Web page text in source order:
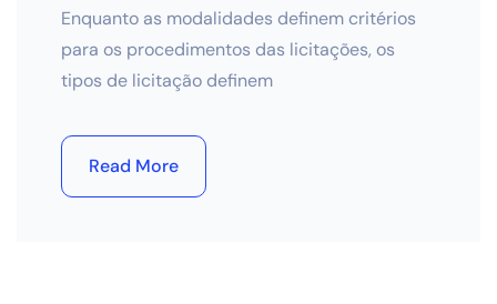
Enquanto as modalidades definem critérios
para os procedimentos das licitações, os
tipos de licitação definem
Read More